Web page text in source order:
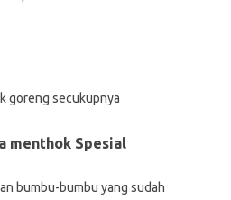
goreng secukupnya
menthok Spesial
bumbu-bumbu yang sudah